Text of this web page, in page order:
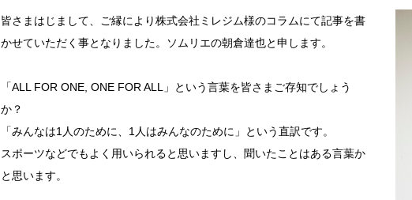
皆さまはじまして、ご縁により株式会社ミレジム様のコラムにて記事を書
かせていただく事となりました。ソムリエの朝倉達也と申します。
「ALL FOR ONE, ONE FOR ALL
」という言葉を皆さまご存知でしょう
か？
「みんなは1 人のために、 1 人はみんなのために」という直訳です。
スポーツなどでもよく用いられると思いますし、聞いたことはある言葉か
と思います。